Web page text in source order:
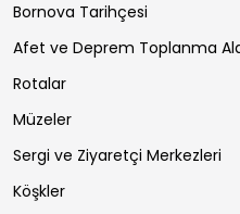
Bornova Tarihçesi
Afet ve Deprem Toplanma
Rotalar
Müzeler
Sergi ve Ziyaretçi Merkezleri
Köşkler